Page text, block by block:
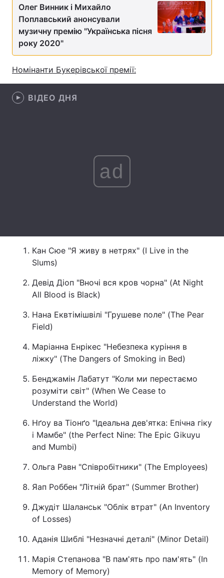
Спорт
Зброя
Здоров'я Туризм
Цікавинки
Статті
Думки
Послуги
Тема оформлення
Олег Винник і Михайло
Поплавський анонсували
музичну премію "Українська пісня
року 2020"
Номінанти Букерівської премії:
ВІДЕО ДНЯ
ad
Кан Сюе "Я живу в нетрях" (I Live in the
Slums)
Девід Діоп "Вночі вся кров чорна" (At Night
All Blood is Black)
Нана Еквтімішвілі "Грушеве поле" (The Pear
Field)
Маріанна Енрікес "Небезпека куріння в
ліжку" (The Dangers of Smoking in Bed)
Бенджамін Лабатут "Коли ми перестаємо
розуміти світ" (When We Cease to
Understand the World)
Нґоу ва Тіонґо "Ідеальна дев'ятка: Епічна гіку
і Мамбе" (the Perfect Nine: The Epic Gikuyu
and Mumbi)
Ольга Равн "Співробітники" (The Employees)
Яап Роббен "Літній брат" (Summer Brother)
Джудіт Шаланськ "Облік втрат" (An Inventory
of Losses)
Аданія Шиблі "Незначні деталі" (Minor Detail)
Марія Степанова "В пам'ять про пам'ять" (In
Memory of Memory)